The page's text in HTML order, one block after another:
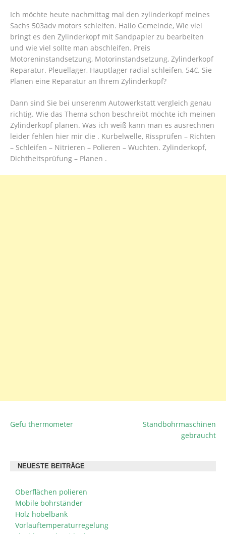
Ich möchte heute nachmittag mal den zylinderkopf meines
Sachs 503adv motors schleifen. Hallo Gemeinde, Wie viel
bringt es den Zylinderkopf mit Sandpapier zu bearbeiten
und wie viel sollte man abschleifen. Preis
Motoreninstandsetzung, Motorinstandsetzung, Zylinderkopf
Reparatur. Pleuellager, Hauptlager radial schleifen, 54€. Sie
Planen eine Reparatur an Ihrem Zylinderkopf?
Dann sind Sie bei unserenm Autowerkstatt vergleich genau
richtig. Wie das Thema schon beschreibt möchte ich meinen
Zylinderkopf planen. Was ich weiß kann man es ausrechnen
leider fehlen hier mir die . Kurbelwelle, Rissprüfen – Richten
– Schleifen – Nitrieren – Polieren – Wuchten. Zylinderkopf,
Dichtheitsprüfung – Planen .
BEITRAGSNAVIGATION
Gefu thermometer
Standbohrmaschinen
gebraucht
NEUESTE BEITRÄGE
Oberflächen polieren
Mobile bohrständer
Holz hobelbank
Vorlauftemperaturregelung